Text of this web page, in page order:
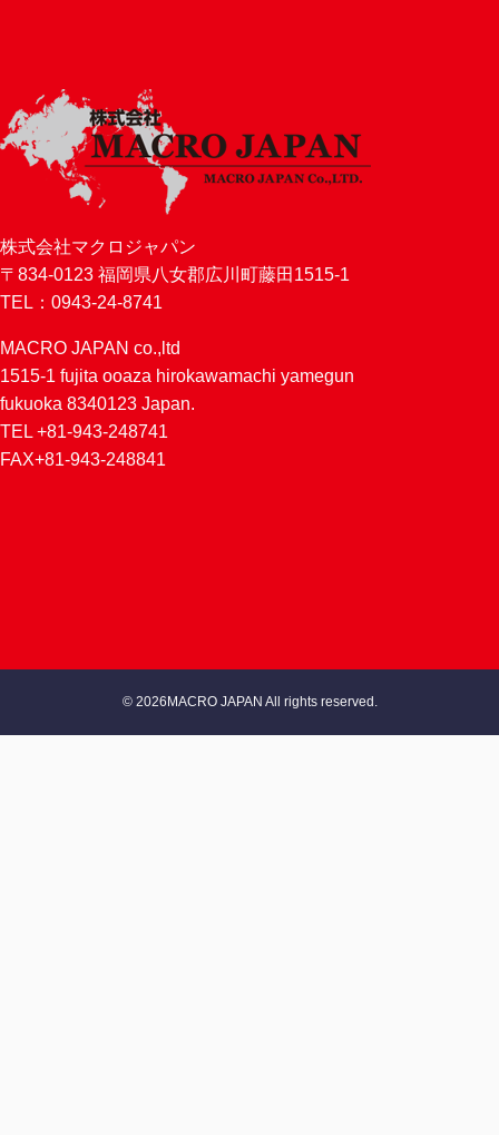
株式会社マクロジャパン
〒834-0123 福岡県八女郡広川町藤田1515-1
TEL：0943-24-8741
MACRO JAPAN co.,ltd
1515-1 fujita ooaza hirokawamachi yamegun
fukuoka 8340123 Japan.
TEL +81-943-248741
FAX+81-943-248841
© 2026MACRO JAPAN All rights reserved.